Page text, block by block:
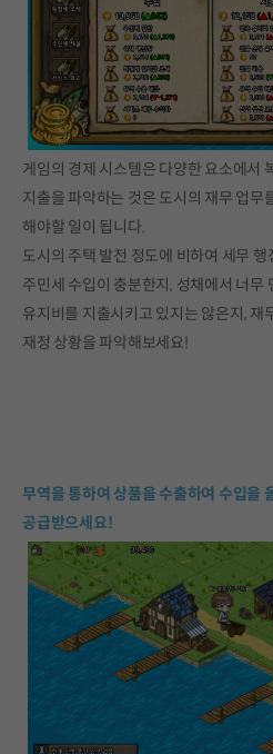
게임의 경제 시스템은 다양한 요소에서
지출을 파악하는 것은 도시의 재무 업무
해야할 일이 됩니다.
도시의 주택 발전 정도에 비하여 세무
주민세 수입이 충분한지, 성채에서 너무
유지비를 지출시키고 있지는 않은지, 재
재정 상황을 파악해보세요!
무역을 통하여 상품을 수출하여 수입을
공급받으세요!